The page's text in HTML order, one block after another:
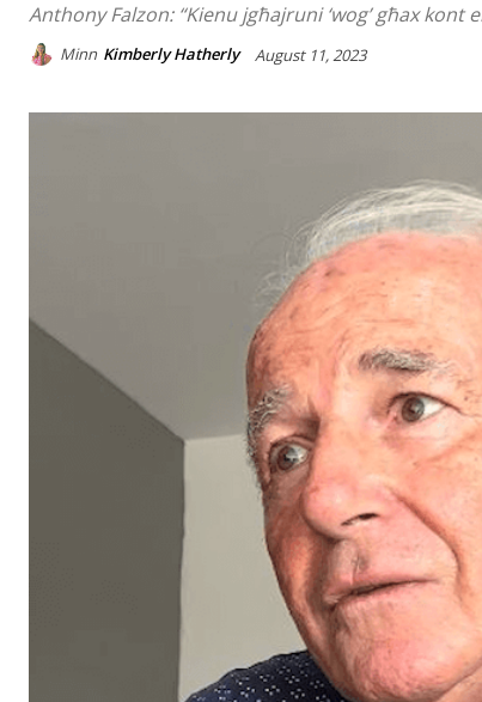
Anthony Falzon: “Kienu jgħajruni ‘wog’ għax kont
Minn Kimberly Hatherly August 11, 2023